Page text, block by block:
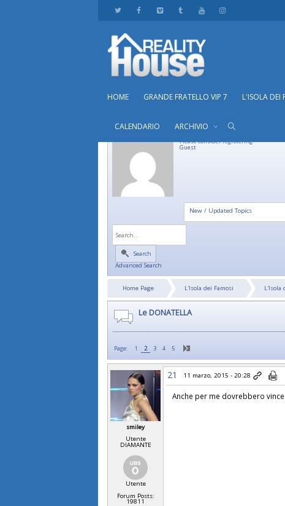
HOME GRANDE FRATELLO VIP 7 L'ISOLA DEI
CALENDARIO ARCHIVIO
Please consider registering
Guest
New / Updated Topics
Search
Advanced Search
Home Page L'Isola dei Famosi L'Isola
Le DONATELLA
Page: 1 2 3 4 5
smiley
Utente
DIAMANTE
Utente
Forum Posts:
19811
21 11 marzo, 2015 - 20:28
Anche per me dovrebbero